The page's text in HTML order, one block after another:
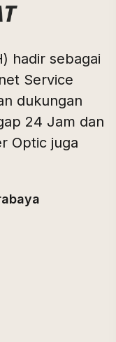
hadir sebagai
Service
dukungan
24 Jam dan
Optic juga